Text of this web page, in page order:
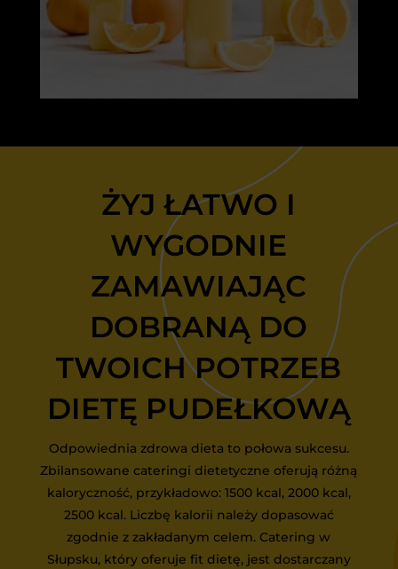
ŻYJ ŁATWO I
WYGODNIE
ZAMAWIAJĄC
DOBRANĄ DO
TWOICH POTRZEB
DIETĘ PUDEŁKOWĄ
Odpowiednia zdrowa dieta to połowa sukcesu.
Zbilansowane cateringi dietetyczne oferują różną
kaloryczność, przykładowo: 1500 kcal, 2000 kcal,
2500 kcal. Liczbę kalorii należy dopasować
zgodnie z zakładanym celem. Catering w
Słupsku, który oferuje fit dietę, jest dostarczany